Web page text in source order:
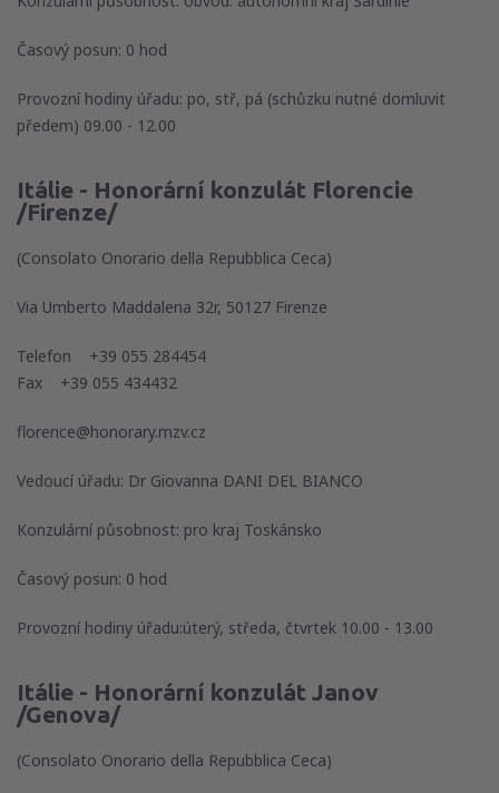
Časový posun: 0 hod
Provozní hodiny úřadu: po, stř, pá (schůzku nutné domluvit
předem) 09.00 - 12.00
Itálie - Honorární konzulát Florencie
/Firenze/
(Consolato Onorario della Repubblica Ceca)
Via Umberto Maddalena 32r, 50127 Firenze
Telefon +39 055 284454
Fax +39 055 434432
florence@honorary.mzv.cz
Vedoucí úřadu: Dr Giovanna DANI DEL BIANCO
Konzulární působnost: pro kraj Toskánsko
Časový posun: 0 hod
Provozní hodiny úřadu:úterý, středa, čtvrtek 10.00 - 13.00
Itálie - Honorární konzulát Janov
/Genova/
(Consolato Onorario della Repubblica Ceca)